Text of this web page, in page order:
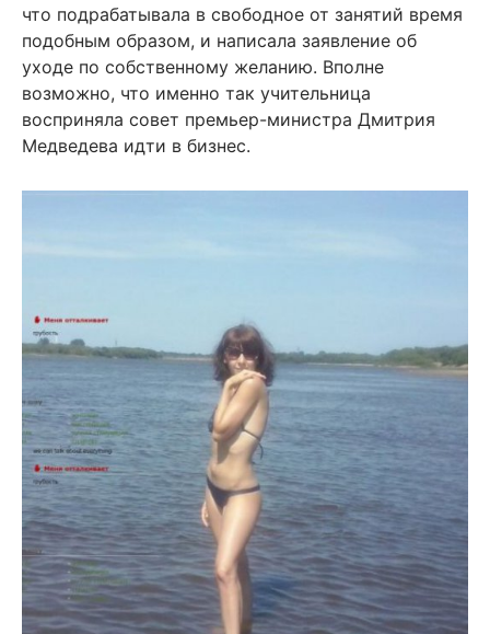
что подрабатывала в свободное от занятий время
подобным образом, и написала заявление об
уходе по собственному желанию. Вполне
возможно, что именно так учительница
восприняла совет премьер-министра Дмитрия
Медведева идти в бизнес.